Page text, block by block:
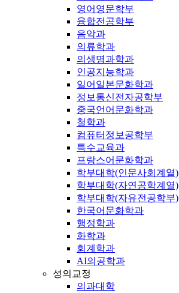
영어영문학부
융합전공학부
음악과
의류학과
의생명과학과
인공지능학과
일어일본문화학과
정보통신전자공학부
중국언어문화학과
철학과
컴퓨터정보공학부
특수교육과
프랑스어문화학과
학부대학(인문사회계열)
학부대학(자연공학계열)
학부대학(자유전공학부)
한국어문화학과
행정학과
화학과
회계학과
AI의공학과
성의교정
의과대학